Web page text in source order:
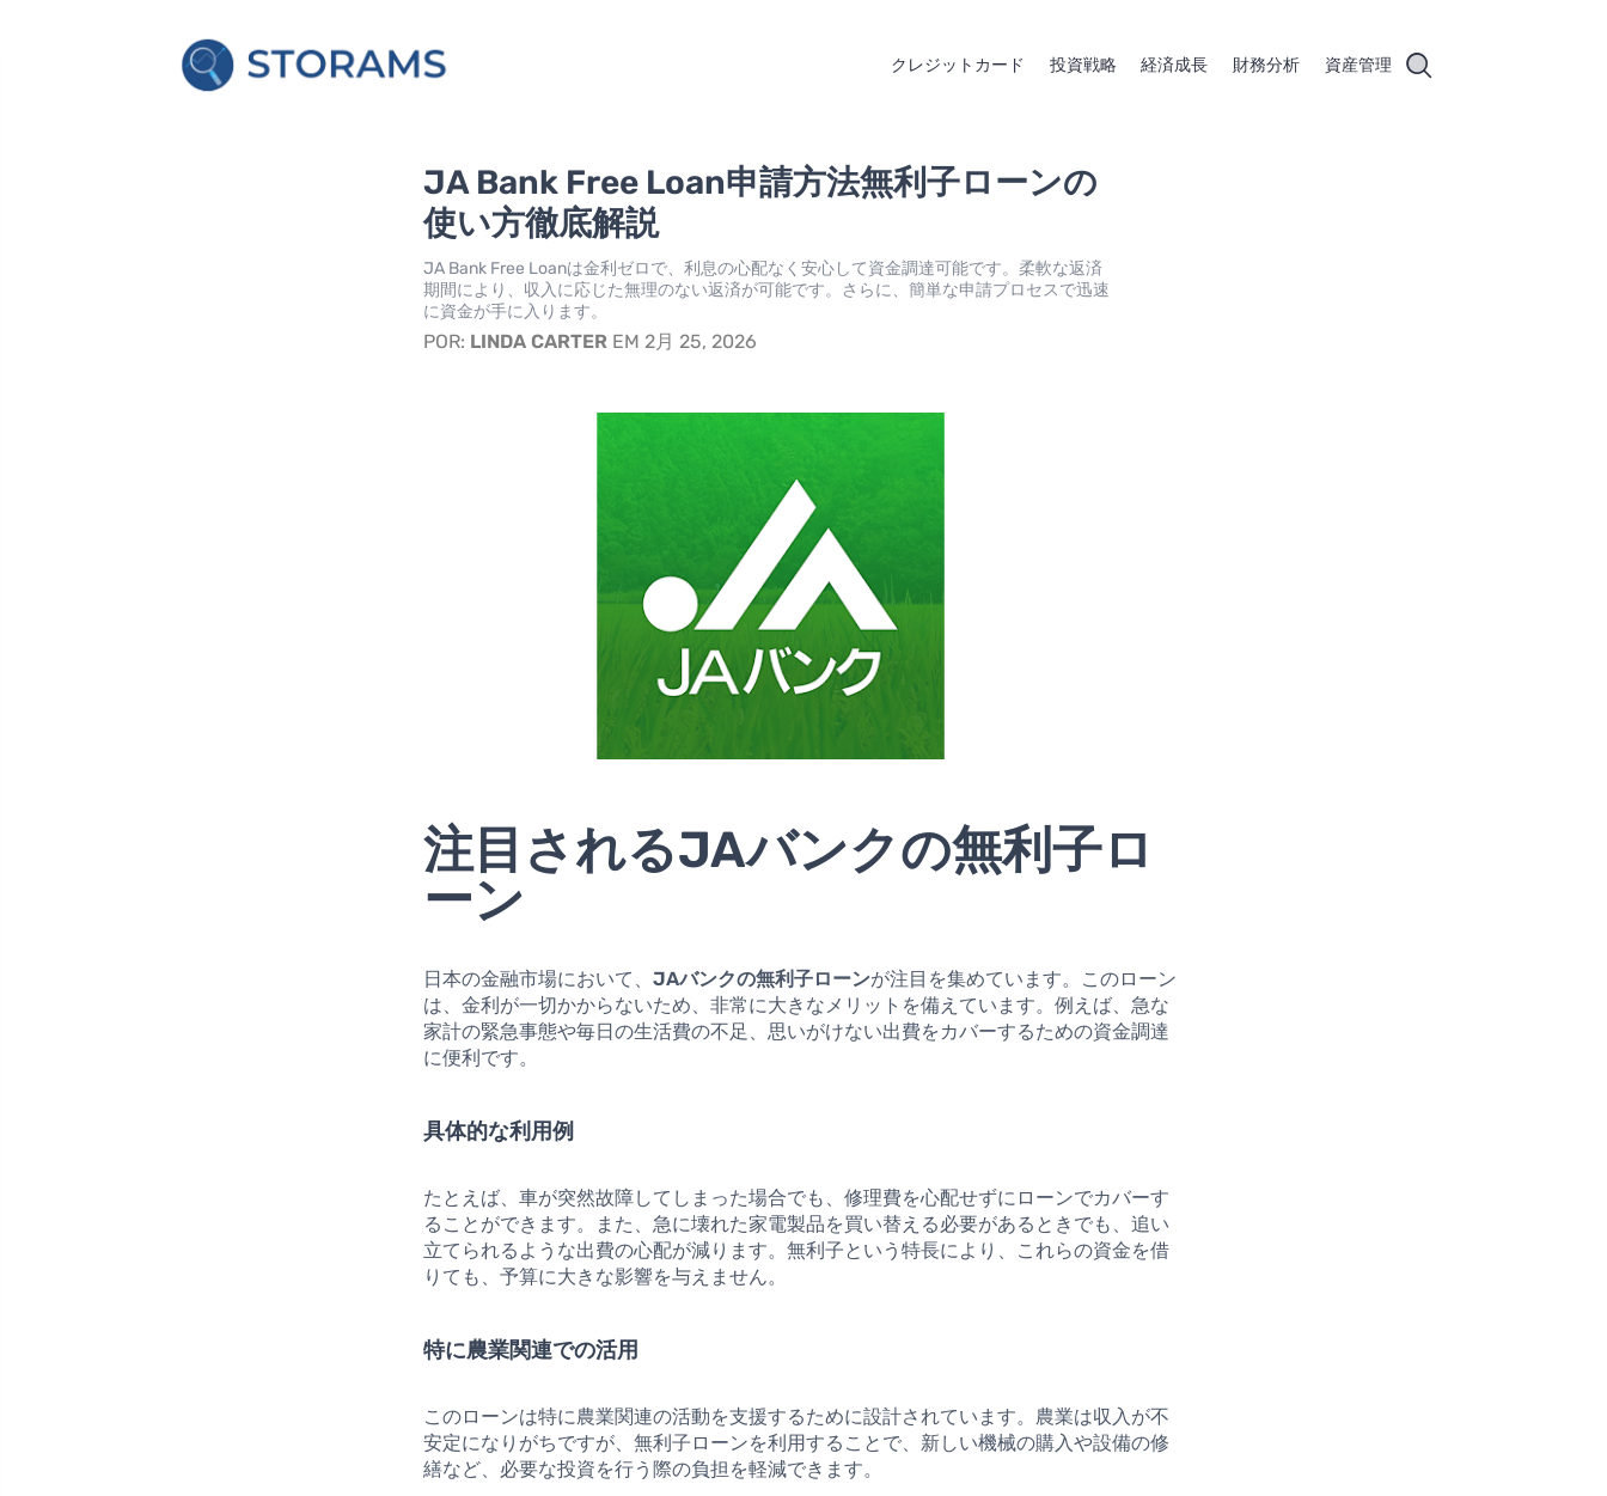
クレジットカード 投資戦略 経済成長 財務分析 資産管理
JA Bank Free Loan申請方法無利子ローンの
使い方徹底解説
JA Bank Free Loanは金利ゼロで、利息の心配なく安心して資金調達可能です。柔軟な返済
期間により、収入に応じた無理のない返済が可能です。さらに、簡単な申請プロセスで迅速
に資金が手に入ります。
POR: LINDA CARTER EM 2月 25, 2026
注目されるJAバンクの無利子ロ
ーン
日本の金融市場において、JAバンクの無利子ローンが注目を集めています。このローン
は、金利が一切かからないため、非常に大きなメリットを備えています。例えば、急な
家計の緊急事態や毎日の生活費の不足、思いがけない出費をカバーするための資金調達
に便利です。
具体的な利用例
たとえば、車が突然故障してしまった場合でも、修理費を心配せずにローンでカバーす
ることができます。また、急に壊れた家電製品を買い替える必要があるときでも、追い
立てられるような出費の心配が減ります。無利子という特長により、これらの資金を借
りても、予算に大きな影響を与えません。
特に農業関連での活用
このローンは特に農業関連の活動を支援するために設計されています。農業は収入が不
安定になりがちですが、無利子ローンを利用することで、新しい機械の購入や設備の修
繕など、必要な投資を行う際の負担を軽減できます。